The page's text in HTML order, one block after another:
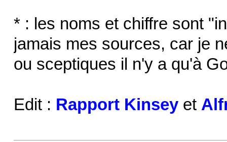
* : les noms et chiffre sont
jamais mes sources, car je
ou sceptiques il n'y a qu'à
Edit : Rapport Kinseyet